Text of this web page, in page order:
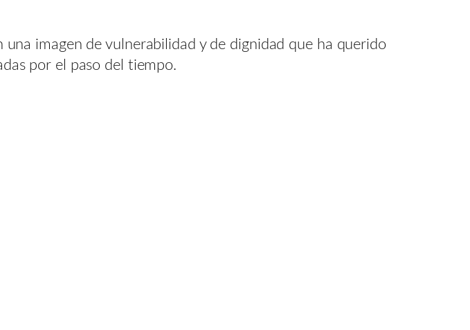
imagen de vulnerabilidad y de dignidad que ha querido
por el paso del tiempo.